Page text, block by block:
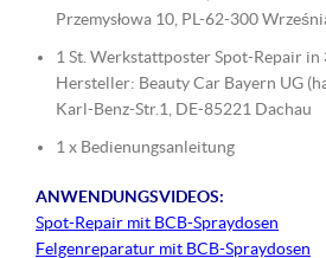
Przemysłowa 10, PL-62-300
1 St. Werkstattposter Spot-Repair in
Hersteller: Beauty Car Bayern UG
Karl-Benz-Str.1, DE-85221 Dachau
1 x Bedienungsanleitung
ANWENDUNGSVIDEOS:
Spot-Repair mit BCB-Spraydosen
Felgenreparatur mit BCB-Spraydosen